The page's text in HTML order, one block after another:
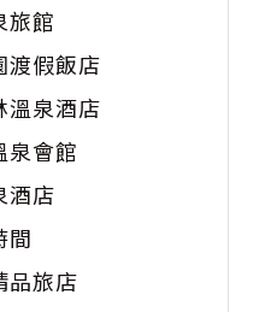
旅館
渡假飯店
溫泉酒店
泉會館
酒店
間
品旅店